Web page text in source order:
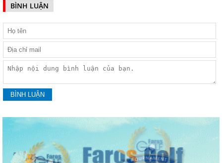
BÌNH LUẬN